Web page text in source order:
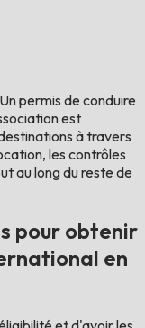
Un permis de conduire
est
à travers
les contrôles
au long du reste de
pour obtenir
en